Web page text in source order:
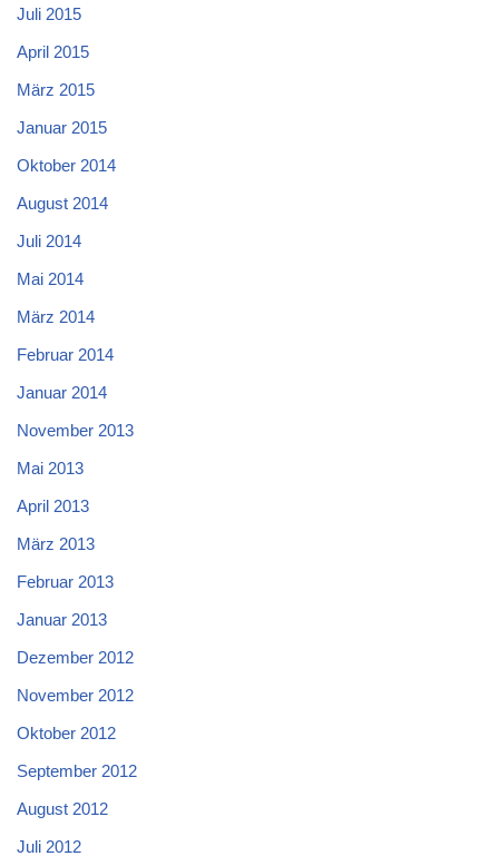
Juli 2015
April 2015
März 2015
Januar 2015
Oktober 2014
August 2014
Juli 2014
Mai 2014
März 2014
Februar 2014
Januar 2014
November 2013
Mai 2013
April 2013
März 2013
Februar 2013
Januar 2013
Dezember 2012
November 2012
Oktober 2012
September 2012
August 2012
Juli 2012